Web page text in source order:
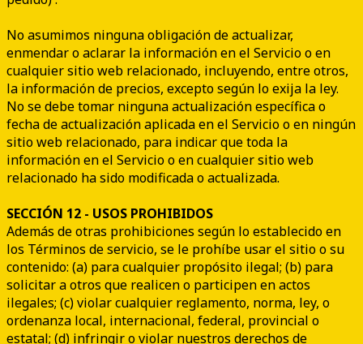
No asumimos ninguna obligación de actualizar,
enmendar o aclarar la información en el Servicio o en
cualquier sitio web relacionado, incluyendo, entre otros,
la información de precios, excepto según lo exija la ley.
No se debe tomar ninguna actualización específica o
fecha de actualización aplicada en el Servicio o en ningún
sitio web relacionado, para indicar que toda la
información en el Servicio o en cualquier sitio web
relacionado ha sido modificada o actualizada.
SECCIÓN 12 - USOS PROHIBIDOS
Además de otras prohibiciones según lo establecido en
los Términos de servicio, se le prohíbe usar el sitio o su
contenido: (a) para cualquier propósito ilegal; (b) para
solicitar a otros que realicen o participen en actos
ilegales; (c) violar cualquier reglamento, norma, ley, o
ordenanza local, internacional, federal, provincial o
estatal; (d) infringir o violar nuestros derechos de